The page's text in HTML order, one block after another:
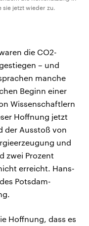
sie jetzt wieder zu.
die CO2-
– und
manche
Beginn einer
Wissenschaftlern
Hoffnung jetzt
der Ausstoß von
und
zwei Prozent
erreicht. Hans-
Potsdam-
Hoffnung, dass es